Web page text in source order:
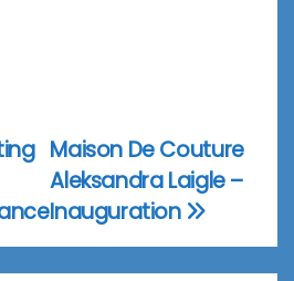
Maison De Couture
Aleksandra Laigle –
Inauguration